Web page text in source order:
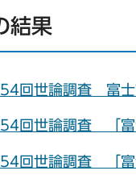
結果
回世論調査 富士
回世論調査 「富
回世論調査 「富